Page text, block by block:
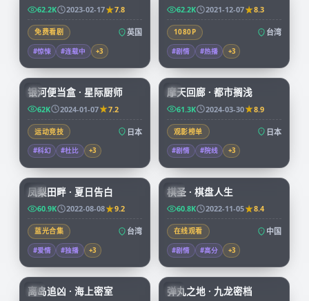
62.2K 2023-02-17 7.8
免费看剧 英国
#惊悚 #连载中 +3
62.2K 2021-12-07 8.3
1080P 台湾
#剧情 #热播 +3
JP
59:46
银河便当盒 · 星际厨师
62K 2024-01-07 7.2
运动竞技 日本
#科幻 #杜比 +3
JP
45:37
摩天回廊 · 都市搁浅
61.3K 2024-03-30 8.9
观影榜单 日本
#剧情 #院线 +3
TW
凤梨田畔 · 夏日告白
60.9K 2022-08-08 9.2
蓝光合集 台湾
#爱情 #独播 +3
CN
棋圣 · 棋盘人生
60.8K 2022-11-05 8.4
在线观看 中国
#剧情 #高分 +3
HK
92:58
离岛追凶 · 海上密室 HK
99:59
弹丸之地 · 九龙密档